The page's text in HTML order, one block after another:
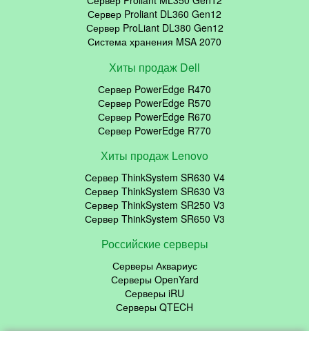
Сервер Proliant DL360 Gen12
Сервер ProLiant DL380 Gen12
Система хранения MSA 2070
Хиты продаж Dell
Сервер PowerEdge R470
Сервер PowerEdge R570
Сервер PowerEdge R670
Сервер PowerEdge R770
Хиты продаж Lenovo
Сервер ThinkSystem SR630 V4
Сервер ThinkSystem SR630 V3
Сервер ThinkSystem SR250 V3
Сервер ThinkSystem SR650 V3
Российские серверы
Серверы Аквариус
Серверы OpenYard
Серверы iRU
Серверы QTECH